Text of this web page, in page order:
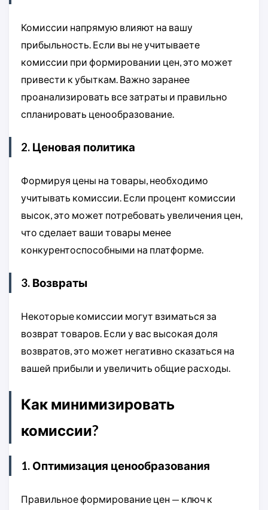
Комиссии напрямую влияют на вашу
прибыльность. Если вы не учитываете
комиссии при формировании цен, это может
привести к убыткам. Важно заранее
проанализировать все затраты и правильно
спланировать ценообразование.
2. Ценовая политика
Формируя цены на товары, необходимо
учитывать комиссии. Если процент комиссии
высок, это может потребовать увеличения цен,
что сделает ваши товары менее
конкурентоспособными на платформе.
3. Возвраты
Некоторые комиссии могут взиматься за
возврат товаров. Если у вас высокая доля
возвратов, это может негативно сказаться на
вашей прибыли и увеличить общие расходы.
Как минимизировать
комиссии?
1. Оптимизация ценообразования
Правильное формирование цен — ключ к